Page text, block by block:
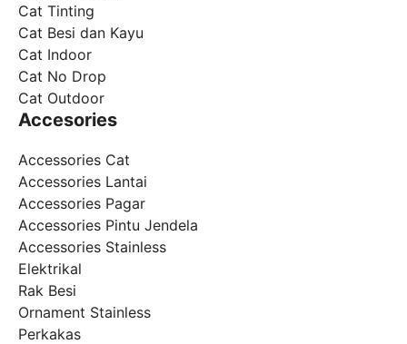
Cat Tinting
Cat Besi dan Kayu
Cat Indoor
Cat No Drop
Cat Outdoor
Accesories
Accessories Cat
Accessories Lantai
Accessories Pagar
Accessories Pintu Jendela
Accessories Stainless
Elektrikal
Rak Besi
Ornament Stainless
Perkakas